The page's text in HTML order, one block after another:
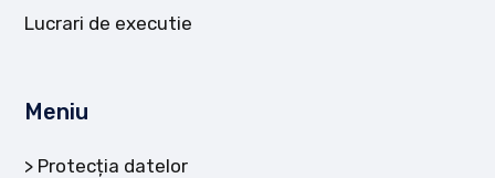
Lucrari de executie
Meniu
Protecția datelor